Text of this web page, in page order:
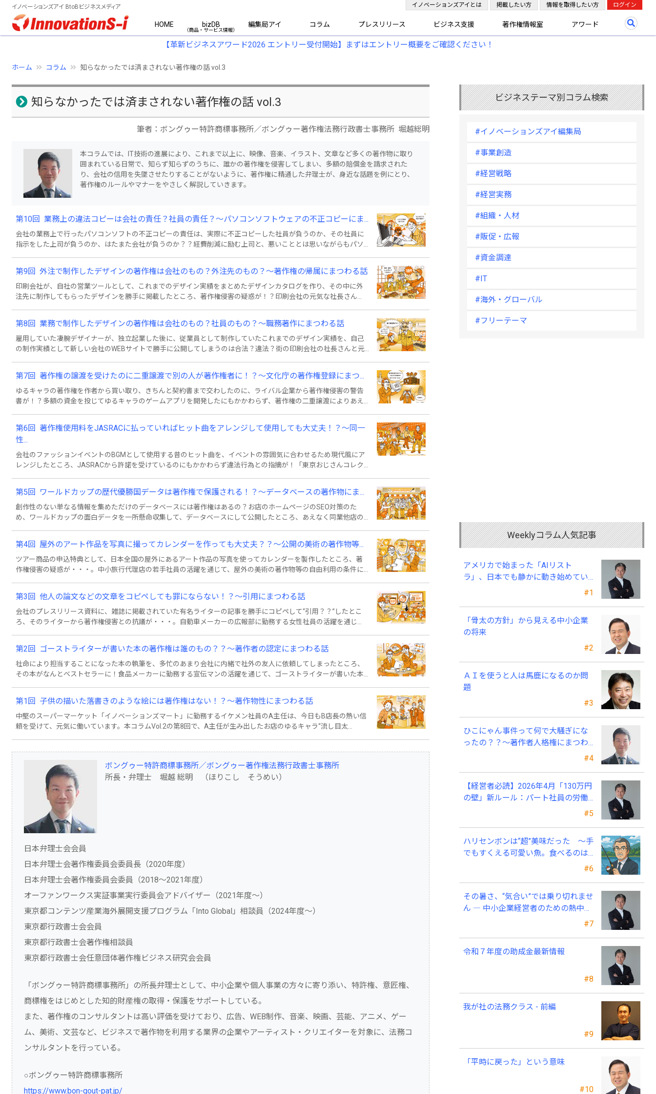
イノベーションズアイ BtoBビジネスメディア
HOME bizDB 編集局アイ コラム プレスリリース ビジネス支援 著作権情報室 アワード
イノベーションズアイとは 掲載したい方 情報を取得したい方 ログイン
【革新ビジネスアワード2026 エントリー受付開始】まずはエントリー概要をご確認ください！
ホーム コラム 知らなかったでは済まされない著作権の話 vol.3
知らなかったでは済まされない著作権の話 vol.3
筆者：ボングゥー特許商標事務所／ボングゥー著作権法務行政書士事務所 堀越総明
本コラムでは、IT技術の進展により、これまで以上に、映像、音楽、イラスト、文章など多くの著作物に取り
囲まれている日常で、知らず知らずのうちに、誰かの著作権を侵害してしまい、多額の賠償金を請求された
り、会社の信用を失墜させたりすることがないように、著作権に精通した弁理士が、身近な話題を例にとり、
著作権のルールやマナーをやさしく解説していきます。
第10回 業務上の違法コピーは会社の責任？社員の責任？～パソコンソフトウェアの不正コピーにま...
会社の業務上で行ったパソコンソフトの不正コピーの責任は、実際に不正コピーした社員が負うのか、その社員に
指示をした上司が負うのか、はたまた会社が負うのか？？経費削減に励む上司と、悪いこととは思いながらもパソ
第9回 外注で制作したデザインの著作権は会社のもの？外注先のもの？～著作権の帰属にまつわる話
印刷会社が、自社の営業ツールとして、これまでのデザイン実績をまとめたデザインカタログを作り、その中に外
注先に制作してもらったデザインを勝手に掲載したところ、著作権侵害の疑惑が！？印刷会社の元気な社長さん
第8回 業務で制作したデザインの著作権は会社のもの？社員のもの？～職務著作にまつわる話
雇用していた凄腕デザイナーが、独立起業した後に、従業員として制作していたこれまでのデザイン実績を、自己
の制作実績として新しい会社のWEBサイトで勝手に公開してしまうのは合法？違法？街の印刷会社の社長さんと元
第7回 著作権の譲渡を受けたのに二重譲渡で別の人が著作権者に！？～文化庁の著作権登録にまつ...
ゆるキャラの著作権を作者から買い取り、きちんと契約書まで交わしたのに、ライバル企業から著作権侵害の警告
書が！？多額の資金を投じてゆるキャラのゲームアプリを開発したにもかかわらず、著作権の二重譲渡によりあえ
第6回 著作権使用料をJASRACに払っていればヒット曲をアレンジして使用しても大丈夫！？～同一
性...
会社のファッションイベントのBGMとして使用する昔のヒット曲を、イベントの雰囲気に合わせるため現代風にア
レンジしたところ、JASRACから許諾を受けているのにもかかわらず違法行為との指摘が！「東京おじさんコレク
第5回 ワールドカップの歴代優勝国データは著作権で保護される！？～データベースの著作物にま...
創作性のない単なる情報を集めただけのデータベースには著作権はあるの？お店のホームページのSEO対策のた
め、ワールドカップの面白データを一所懸命収集して、データベースにして公開したところ、あえなく同業他店の
第4回 屋外のアート作品を写真に撮ってカレンダーを作っても大丈夫？？～公開の美術の著作物等...
ツアー商品の申込特典として、日本全国の屋外にあるアート作品の写真を使ってカレンダーを製作したところ、著
作権侵害の疑惑が・・・。中小旅行代理店の若手社員の活躍を通じて、屋外の美術の著作物等の自由利用の条件に
第3回 他人の論文などの文章をコピペしても罪にならない！？～引用にまつわる話
会社のプレスリリース資料に、雑誌に掲載されていた有名ライターの記事を勝手にコピペして“引用？？”したとこ
ろ、そのライターから著作権侵害との抗議が・・・。自動車メーカーの広報部に勤務する女性社員の活躍を通じ
第2回 ゴーストライターが書いた本の著作権は誰のもの？？～著作者の認定にまつわる話
社命により担当することになった本の執筆を、多忙のあまり会社に内緒で社外の友人に依頼してしまったところ、
その本がなんとベストセラーに！食品メーカーに勤務する宣伝マンの活躍を通じて、ゴーストライターが書いた本
第1回 子供の描いた落書きのような絵には著作権はない！？～著作物性にまつわる話
中堅のスーパーマーケット「イノベーションズマート」に勤務するイケメン社員のA主任は、今日もB店長の熱い信
頼を受けて、元気に働いています。本コラムVol.2の第8回で、A主任が生み出したお店のゆるキャラ“流し目太
ボングゥー特許商標事務所／ボングゥー著作権法務行政書士事務所
所長・弁理士 堀越 総明 （ほりこし そうめい）
日本弁理士会会員
日本弁理士会著作権委員会委員長（2020年度）
日本弁理士会著作権委員会委員（2018～2021年度）
オーファンワークス実証事業実行委員会アドバイザー（2021年度～）
東京都コンテンツ産業海外展開支援プログラム「Into Global」相談員（2024年度～）
東京都行政書士会会員
東京都行政書士会著作権相談員
東京都行政書士会任意団体著作権ビジネス研究会会員
「ボングゥー特許商標事務所」の所長弁理士として、中小企業や個人事業の方々に寄り添い、特許権、意匠権、
商標権をはじめとした知的財産権の取得・保護をサポートしている。
また、著作権のコンサルタントは高い評価を受けており、広告、WEB制作、音楽、映画、芸能、アニメ、ゲー
ム、美術、文芸など、ビジネスで著作物を利用する業界の企業やアーティスト・クリエイターを対象に、法務コ
ンサルタントを行っている。
○ボングゥー特許商標事務所
https://www.bon-gout-pat.jp/
ビジネステーマ別コラム検索
#イノベーションズアイ編集局
#事業創造
#経営戦略
#経営実務
#組織・人材
#販促・広報
#資金調達
#IT
#海外・グローバル
#フリーテーマ
Weeklyコラム人気記事
#1
アメリカで始まった「AIリスト
ラ」、日本でも静かに動き始めてい
る ～中小企業経営者が今、見直すべ
#2
「骨太の方針」から見える中小企業
の将来
#3
ＡＩを使うと人は馬鹿になるのか問
題
#4
ひこにゃん事件って何で大騒ぎにな
ったの？？～著作者人格権にまつわ
#5
【経営者必読】2026年4月「130万円
の壁」新ルール：パート社員の労働
条件通知書、今すぐ見直すべき理由
#6
ハリセンボンは“超”美味だった ～手
でもすくえる可愛い魚。食べるのは
#7
その暑さ、“気合い”では乗り切れませ
ん ― 中小企業経営者のための熱中症
#8
令和７年度の助成金最新情報
#9
我が社の法務クラス - 前編
#10
「平時に戻った」という意味